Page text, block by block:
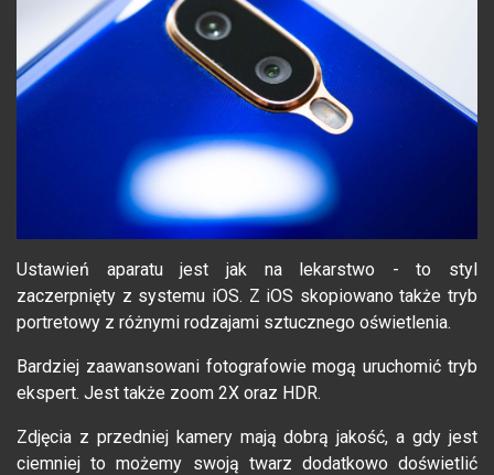
Ustawień aparatu jest jak na lekarstwo - to styl
zaczerpnięty z systemu iOS. Z iOS skopiowano także tryb
portretowy z różnymi rodzajami sztucznego oświetlenia.
Bardziej zaawansowani fotografowie mogą uruchomić tryb
ekspert. Jest także zoom 2X oraz HDR.
Zdjęcia z przedniej kamery mają dobrą jakość, a gdy jest
ciemniej to możemy swoją twarz dodatkowo doświetlić